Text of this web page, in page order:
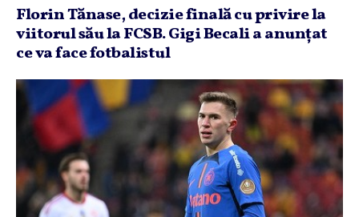
Florin Tănase, decizie finală cu privire la
viitorul său la FCSB. Gigi Becali a anunţat
ce va face fotbalistul